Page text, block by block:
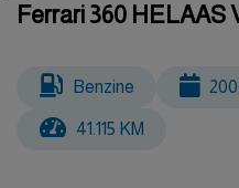
Ferrari 360 HELAAS
Benzine
41.115 KM